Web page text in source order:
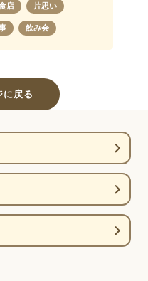
店 片思い
飲み会
に戻る